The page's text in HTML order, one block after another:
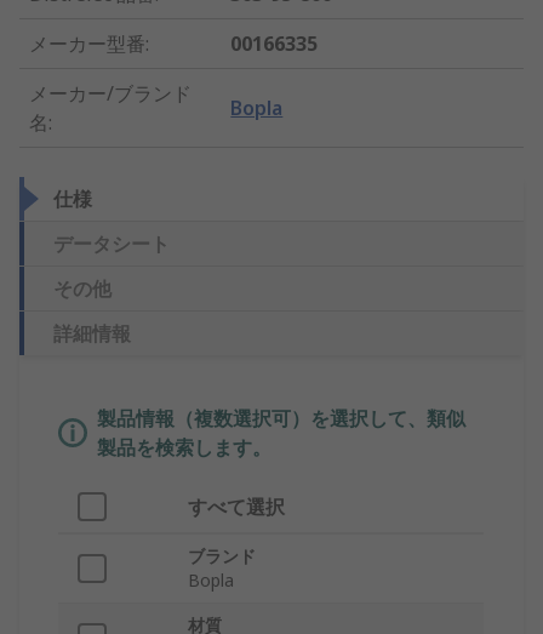
メーカー型番:
00166335
メーカー/ブランド
名:
Bopla
仕様
データシート
その他
詳細情報
製品情報（複数選択可）を選択して、類似
製品を検索します。
すべて選択
ブランド
Bopla
材質